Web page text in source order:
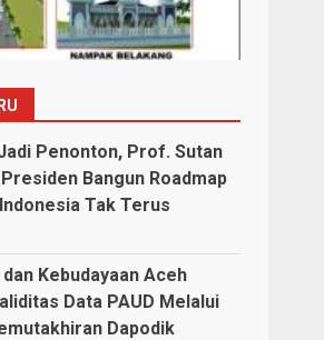
Penonton, Prof. Sutan
Bangun Roadmap
Tak Terus
Kebudayaan Aceh
Data PAUD Melalui
Dapodik